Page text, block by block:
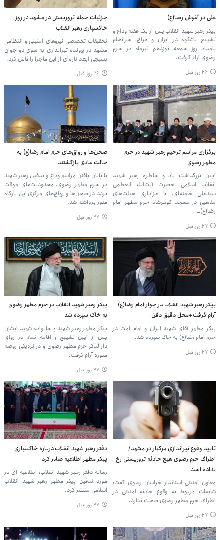
علی در آغوش رضا(ع)
پیکر رهبر شهید انقلاب پس از یک هفته وداع و
تشییع باشکوه در ایران و عراق، سرانجام
بامداد روز جمعه نوزدهم تیرماه در حرم
رضوی آرام گرفت.
۲۶ روز قبل
جزئیات حمله تروریستی در مشهد در روز
خاکسپاری رهبر انقلاب
تحقیقات تخصصی نیروهای امنیتی و انتظامی
مشهد در پرونده تیراندازی به سوی دو جوان
بسیجی ابعاد تازه‌ای از این ماجرا را فاش کرد.
۲۶ روز قبل
برگزاری مراسم ترحیم رهبر شهید در حرم
مطهر رضوی
آیین بزرگداشت یاد و خاطره رهبر شهید
انقلاب اسلامی، حضرت آیت‌الله العظمی
سیدعلی خامنه‌ای، با عزاداری هیئت‌های
مذهبی در مسجد گوهرشاد حرم مطهر امام
رضا(ع)…
۲۷ روز قبل
صحن‌ها و رواق‌های حرم امام رضا(ع) به
حالت عادی بازگشتند
با پایان یافتن مراسم وداع و تدفین رهبر شهید
در حرم مطهر رضوی، محدودیت‌های موقت
تردد در صحن‌ها و رواق‌های مرکزی این بارگاه
منور برداشته شد.
۲۷ روز قبل
پیکر رهبر شهید انقلاب در جوار امام رضا(ع)
آرام گرفت +محل دقیق دفن
پیکر مطهر آقای شهید ایران و امام امت در
حرم امام رضا(ع) به خاک سپرده شد.
۲۷ روز قبل
پیکر رهبر شهید انقلاب در حرم مطهر رضوی
به خاک سپرده شد
پیکر مطهر رهبر شهید و خانواده شهید ایشان
پس از آیین تشییع و اقامه نماز، در رواق
دارالذکر حرم مطهر رضوی و در نزدیکی روضه
منوره آرام گرفت.
۲۷ روز قبل
تایید وقوع تیراندازی مرگبار در مشهد/
اطراف حرم رضوی هیچ حادثه تروریستی رخ
نداده است
معاون امنیتی استاندار خراسان رضوی گفت:
شایعات مربوط به وقوع حادثه امنیتی در
اطراف حرم مطهر رضوی صحت ندارد.
۲۷ روز قبل
دفتر رهبر شهید انقلاب درباره خاکسپاری
پیکر مطهر اطلاعیه صادر کرد
رسانه دفتر رهبر شهید انقلاب، اطلاعیه ای در
مورد تدفین پیکر مطهر رهبر شهید انقلاب
اسلامی منتشر کرد.
۲۷ روز قبل